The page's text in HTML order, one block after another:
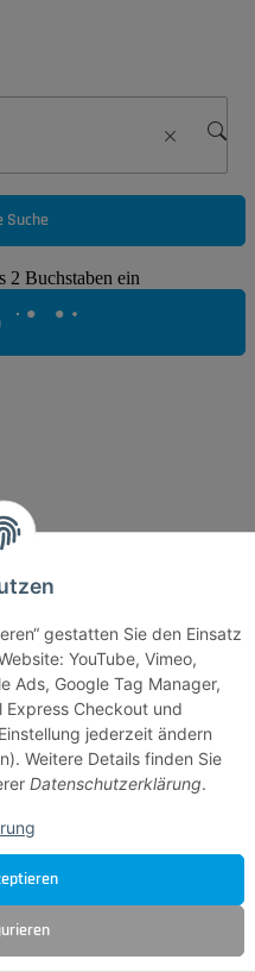
gestatten Sie den Einsatz
YouTube, Vimeo,
Ads, Google Tag Manager,
Express Checkout und
jederzeit ändern
Weitere Details finden Sie
Datenschutzerklärung.
Suche
2 Buchstaben ein